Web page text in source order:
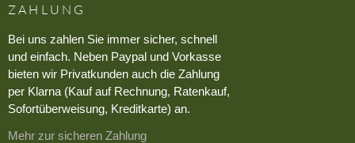
ZAHLUNG
Bei uns zahlen Sie immer sicher, schnell
und einfach. Neben Paypal und Vorkasse
bieten wir Privatkunden auch die Zahlung
per Klarna (Kauf auf Rechnung, Ratenkauf,
Sofortüberweisung, Kreditkarte) an.
Mehr zur sicheren Zahlung